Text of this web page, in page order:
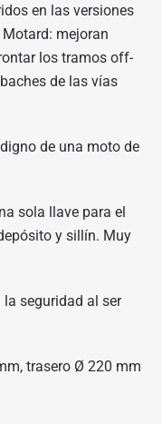
en las versiones
mejoran
los tramos off-
de las vías
de una moto de
sola llave para el
y sillín. Muy
la seguridad al ser
trasero Ø 220 mm